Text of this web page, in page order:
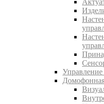
Управление